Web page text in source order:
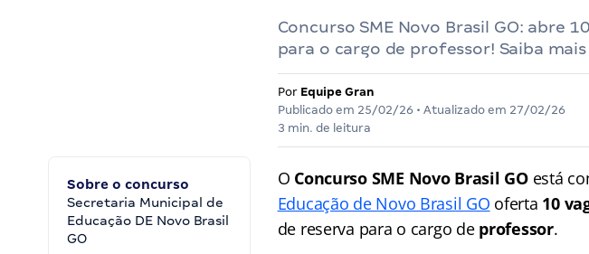
Concurso SME Novo Brasil GO: abre
para o cargo de professor! Saiba mais
Por Equipe Gran
Publicado em 25/02/26 • Atualizado em 27/02/26
3 min. de leitura
Sobre o concurso
Secretaria Municipal de
Educação DE Novo Brasil
GO
O Concurso SME Novo Brasil GOestá
Educação de Novo Brasil GO oferta 10
de reserva para o cargo deprofessor.